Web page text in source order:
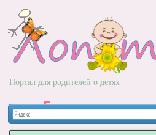
Портал для родителей о детях